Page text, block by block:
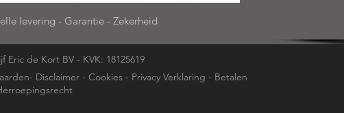
levering - Garantie - Zekerheid
Eric de Kort BV - KVK: 18125619
- Disclaimer - Cookies - Privacy Verklaring - Betalen